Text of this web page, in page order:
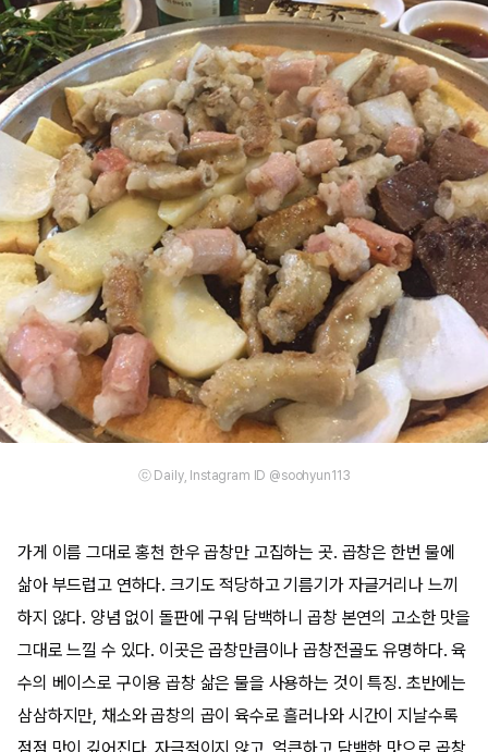
ⓒ Daily, Instagram ID @soohyun113
가게 이름 그대로 홍천 한우 곱창만 고집하는 곳. 곱창은 한번 물에
삶아 부드럽고 연하다. 크기도 적당하고 기름기가 자글거리나 느끼
하지 않다. 양념 없이 돌판에 구워 담백하니 곱창 본연의 고소한 맛을
그대로 느낄 수 있다. 이곳은 곱창만큼이나 곱창전골도 유명하다. 육
수의 베이스로 구이용 곱창 삶은 물을 사용하는 것이 특징. 초반에는
삼삼하지만, 채소와 곱창의 곱이 육수로 흘러나와 시간이 지날수록